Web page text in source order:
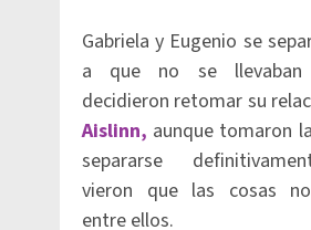
Gabriela y Eugenio se
a que no se llevaban
decidieron retomar su
Aislinn, aunque tomaron
separarse
vieron que las cosas
entre ellos.